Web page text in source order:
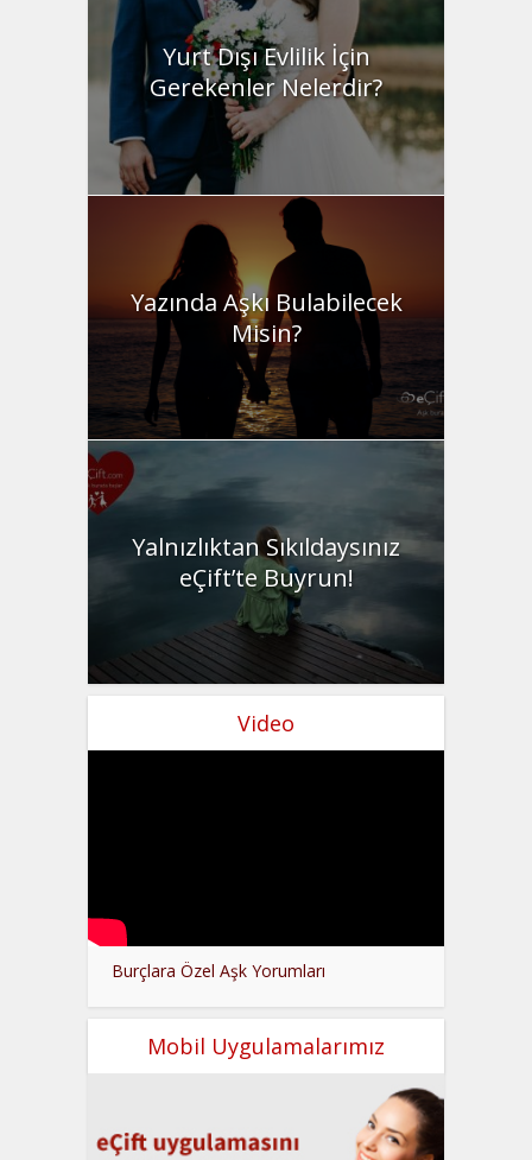
Yurt Dışı Evlilik İçin
Gerekenler Nelerdir?
Yazında Aşkı Bulabilecek
Misin?
Yalnızlıktan Sıkıldaysınız
eÇift’te Buyrun!
Video
Burçlara Özel Aşk Yorumları
Mobil Uygulamalarımız